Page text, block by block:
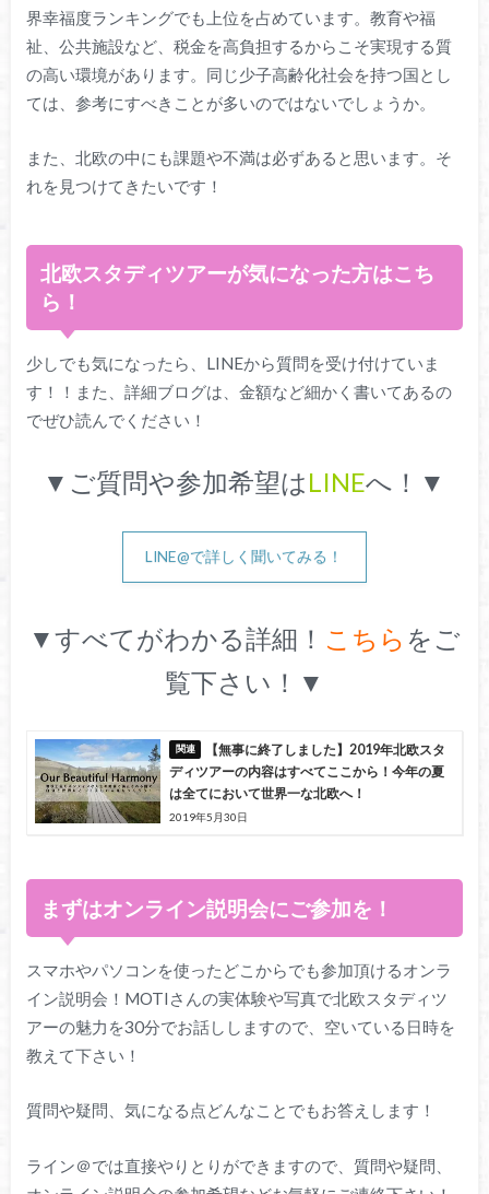
界幸福度ランキングでも上位を占めています。教育や福
祉、公共施設など、税金を高負担するからこそ実現する質
の高い環境があります。同じ少子高齢化社会を持つ国とし
ては、参考にすべきことが多いのではないでしょうか。
また、北欧の中にも課題や不満は必ずあると思います。そ
れを見つけてきたいです！
北欧スタディツアーが気になった方はこち
ら！
少しでも気になったら、LINEから質問を受け付けていま
す！！また、詳細ブログは、金額など細かく書いてあるの
でぜひ読んでください！
▼ご質問や参加希望はLINEへ！▼
LINE@で詳しく聞いてみる！
▼すべてがわかる詳細！ こちら をご
覧下さい！▼
【無事に終了しました】2019年北欧スタ
ディツアーの内容はすべてここから！今年の夏
は全てにおいて世界一な北欧へ！
2019年5月30日
まずはオンライン説明会にご参加を！
スマホやパソコンを使ったどこからでも参加頂けるオンラ
イン説明会！MOTIさんの実体験や写真で北欧スタディツ
アーの魅力を30分でお話ししますので、空いている日時を
教えて下さい！
質問や疑問、気になる点どんなことでもお答えします！
ライン＠では直接やりとりができますので、質問や疑問、